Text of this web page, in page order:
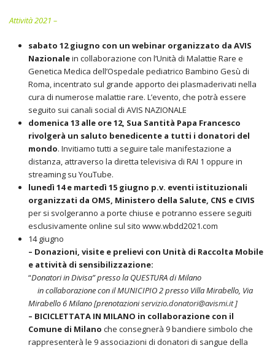
Attività 2021 –
sabato 12 giugno con un webinar organizzato da AVIS
Nazionalein collaborazione con l’Unità di Malattie Rare e
Genetica Medica dell’Ospedale pediatrico Bambino Gesù di
Roma, incentrato sul grande apporto dei plasmaderivati nella
cura di numerose malattie rare. L’evento, che potrà essere
seguito sui canali social di AVIS NAZIONALE
domenica 13 alle ore 12, Sua Santità Papa Francesco
rivolgerà un saluto benedicente a tutti i donatori del
mondo. Invitiamo tutti a seguire tale manifestazione a
distanza, attraverso la diretta televisiva di RAI 1 oppure in
streaming su YouTube.
lunedì 14 e martedì 15 giugno p.v. eventi istituzionali
organizzati da OMS, Ministero della Salute, CNS e CIVIS
per si svolgeranno a porte chiuse e potranno essere seguiti
esclusivamente online sul sito www.wbdd2021.com
14 giugno
– Donazioni, visite e prelievi con Unità di Raccolta Mobile
e attività di sensibilizzazione:
“Donatori in Divisa” presso la QUESTURA di Milano
in collaborazione con il MUNICIPIO 2 presso Villa Mirabello, Via
Mirabello 6 Milano [prenotazioniservizio.donatori@avismi.it]
– BICICLETTATA IN MILANO in collaborazione con il
Comune di Milano che consegnerà 9 bandiere simbolo che
rappresenterà le 9 associazioni di donatori di sangue della